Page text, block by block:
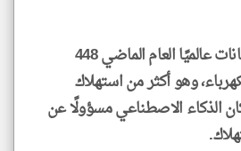
واستهلكت مراكز البيانات عالميًا العام الماضي 448
وهو أكثر من استهلاك
الذكاء الاصطناعي مسؤولًا عن